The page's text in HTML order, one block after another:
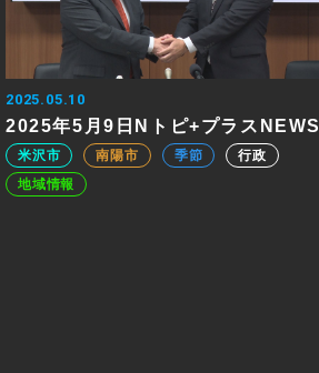
2025.05.10
2025年5月9日Nトピ+プラスNEWS
米沢市 南陽市 季節
行政
地域情報